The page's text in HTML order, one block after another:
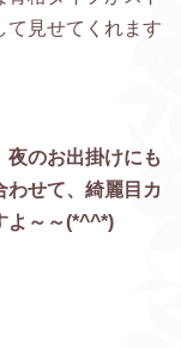
て見せてくれます
夜のお出掛けにも
わせて、綺麗目カ
よ～～(*^^*)